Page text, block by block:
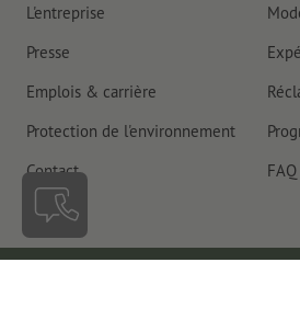
L'entreprise
Presse
Emplois & carrière
Protection de l'environnement
Contact
FAQ